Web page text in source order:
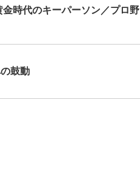
時代のキーパーソン／プロ野
鼓動